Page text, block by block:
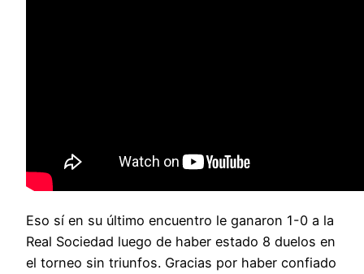
Eso sí en su último encuentro le ganaron 1-0 a la
Real Sociedad luego de haber estado 8 duelos en
el torneo sin triunfos. Gracias por haber confiado